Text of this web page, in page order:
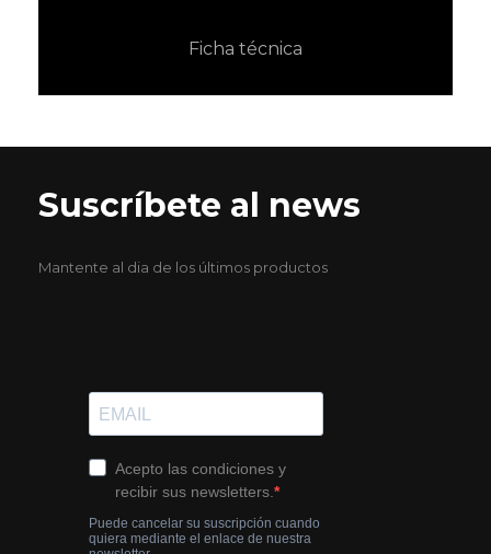
Ficha técnica
Suscríbete al news
Mantente al dia de los últimos productos